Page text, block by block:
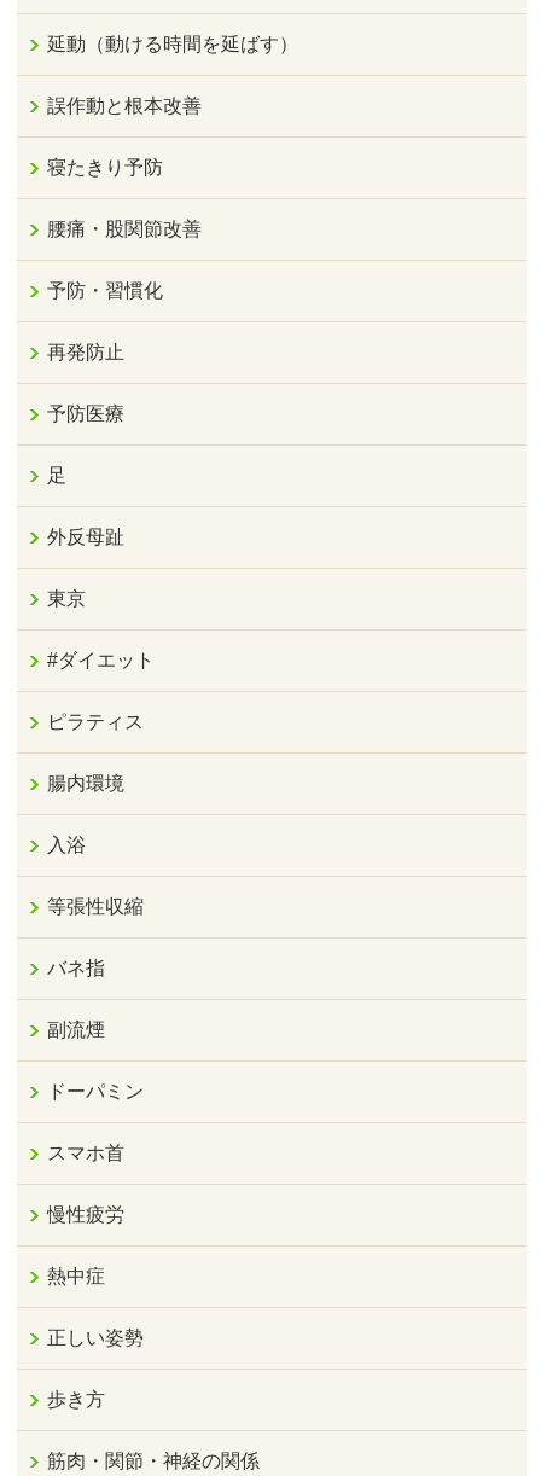
延動（動ける時間を延ばす）
誤作動と根本改善
寝たきり予防
腰痛・股関節改善
予防・習慣化
再発防止
予防医療
足
外反母趾
東京
#ダイエット
ピラティス
腸内環境
入浴
等張性収縮
バネ指
副流煙
ドーパミン
スマホ首
慢性疲労
熱中症
正しい姿勢
歩き方
筋肉・関節・神経の関係